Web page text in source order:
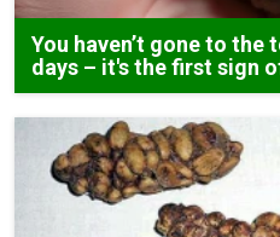
You haven’t gone to
days – it's the first sign